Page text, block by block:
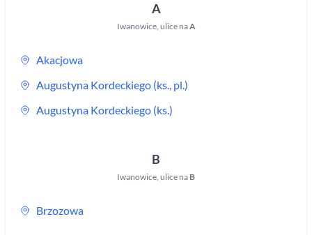
A
Iwanowice, ulice naA
Akacjowa
Augustyna Kordeckiego (ks., pl.)
Augustyna Kordeckiego (ks.)
B
Iwanowice, ulice na B
Brzozowa